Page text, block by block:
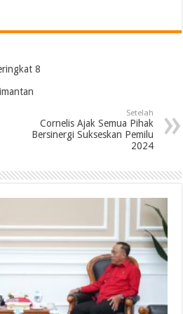
8
Setelah
Cornelis Ajak Semua Pihak
Bersinergi Sukseskan Pemilu
2024